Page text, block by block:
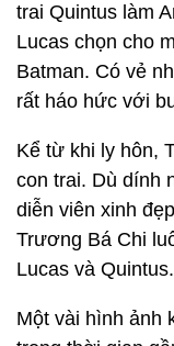
trai Quintus làm
Lucas chọn cho
Batman. Có vẻ
rất háo hức với
Kể từ khi ly hôn,
con trai. Dù dính
diễn viên xinh
Trương Bá Chi
Lucas và Quintus.
Một vài hình ảnh